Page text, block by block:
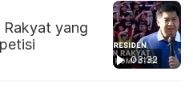
03:32
Rakyat yang